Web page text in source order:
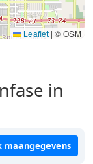
Leaflet | © OSM
in
maangegevens